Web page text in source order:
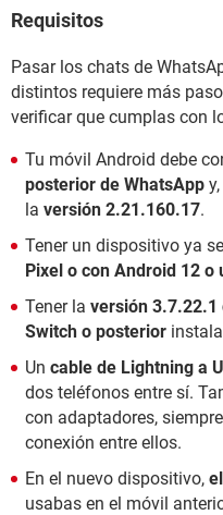
Requisitos
Pasar los chats de
distintos requiere más
verificar que cumplas con
Tu móvil Android debe
posterior de WhatsApp
la versión 2.21.160.17.
Tener un dispositivo ya
Pixel o con Android 12 o
Tener la versión 3.7.22.1
Switch o posterior
Un cable de Lightning a
dos teléfonos entre sí.
con adaptadores,
conexión entre ellos.
En el nuevo dispositivo,
usabas en el móvil